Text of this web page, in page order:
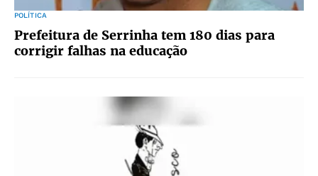
POLÍTICA
Prefeitura de Serrinha tem 180 dias para
corrigir falhas na educação